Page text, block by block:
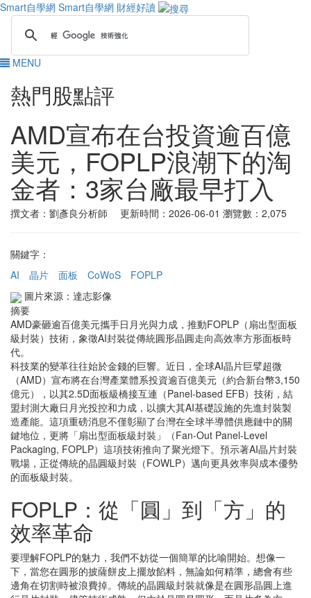
Smart自學網 Smart自學網 財經好讀
MENU
熱門股點評
AMD宣布在台投資逾百億
美元，FOPLP浪潮下的淘
金者：3家台廠最早打入
撰文者：劉彥良分析師 更新時間：2026-06-01 瀏覽數：2,075
關鍵字：
AI
晶片 面板 CoWoS
FOPLP
圖片來源：達志影像
摘要
AMD豪砸逾百億美元攜手日月光與力成，推動FOPLP（扇出型面板
級封裝）技術，象徵AI封裝從傳統圓形晶圓走向高效率方形面板時
代。
科技業的變革往往始於金錢的巨響。近日，全球AI晶片巨擘超微
（AMD）宣布將在台灣產業體系投資逾百億美元（約合新台幣3,150
億元），以其2.5D面板級橋接互連（Panel-based EFB）技術，結
盟封測大廠日月光投控和力成，以擴大其AI基礎設施的先進封裝製
造產能。這項重磅消息不僅彰顯了台灣在全球半導體供應鏈中的關
鍵地位，更將「扇出型面板級封裝」（Fan-Out Panel-Level
Packaging, FOPLP）這項技術推向了聚光燈下。預示著AI晶片封裝
戰場，正從傳統的晶圓級封裝（FOWLP）邁向更具效率與成本優勢
的面板級封裝。
FOPLP：從「圓」到「方」的
效率革命
要理解FOPLP的魅力，我們不妨從一個簡單的比喻開始。想像一
下，當您在圓形的披薩餅皮上擺放餡料，無論如何精準，總會有些
邊角在切割時被浪費掉。傳統的晶圓級封裝就像是在圓形晶圓上進